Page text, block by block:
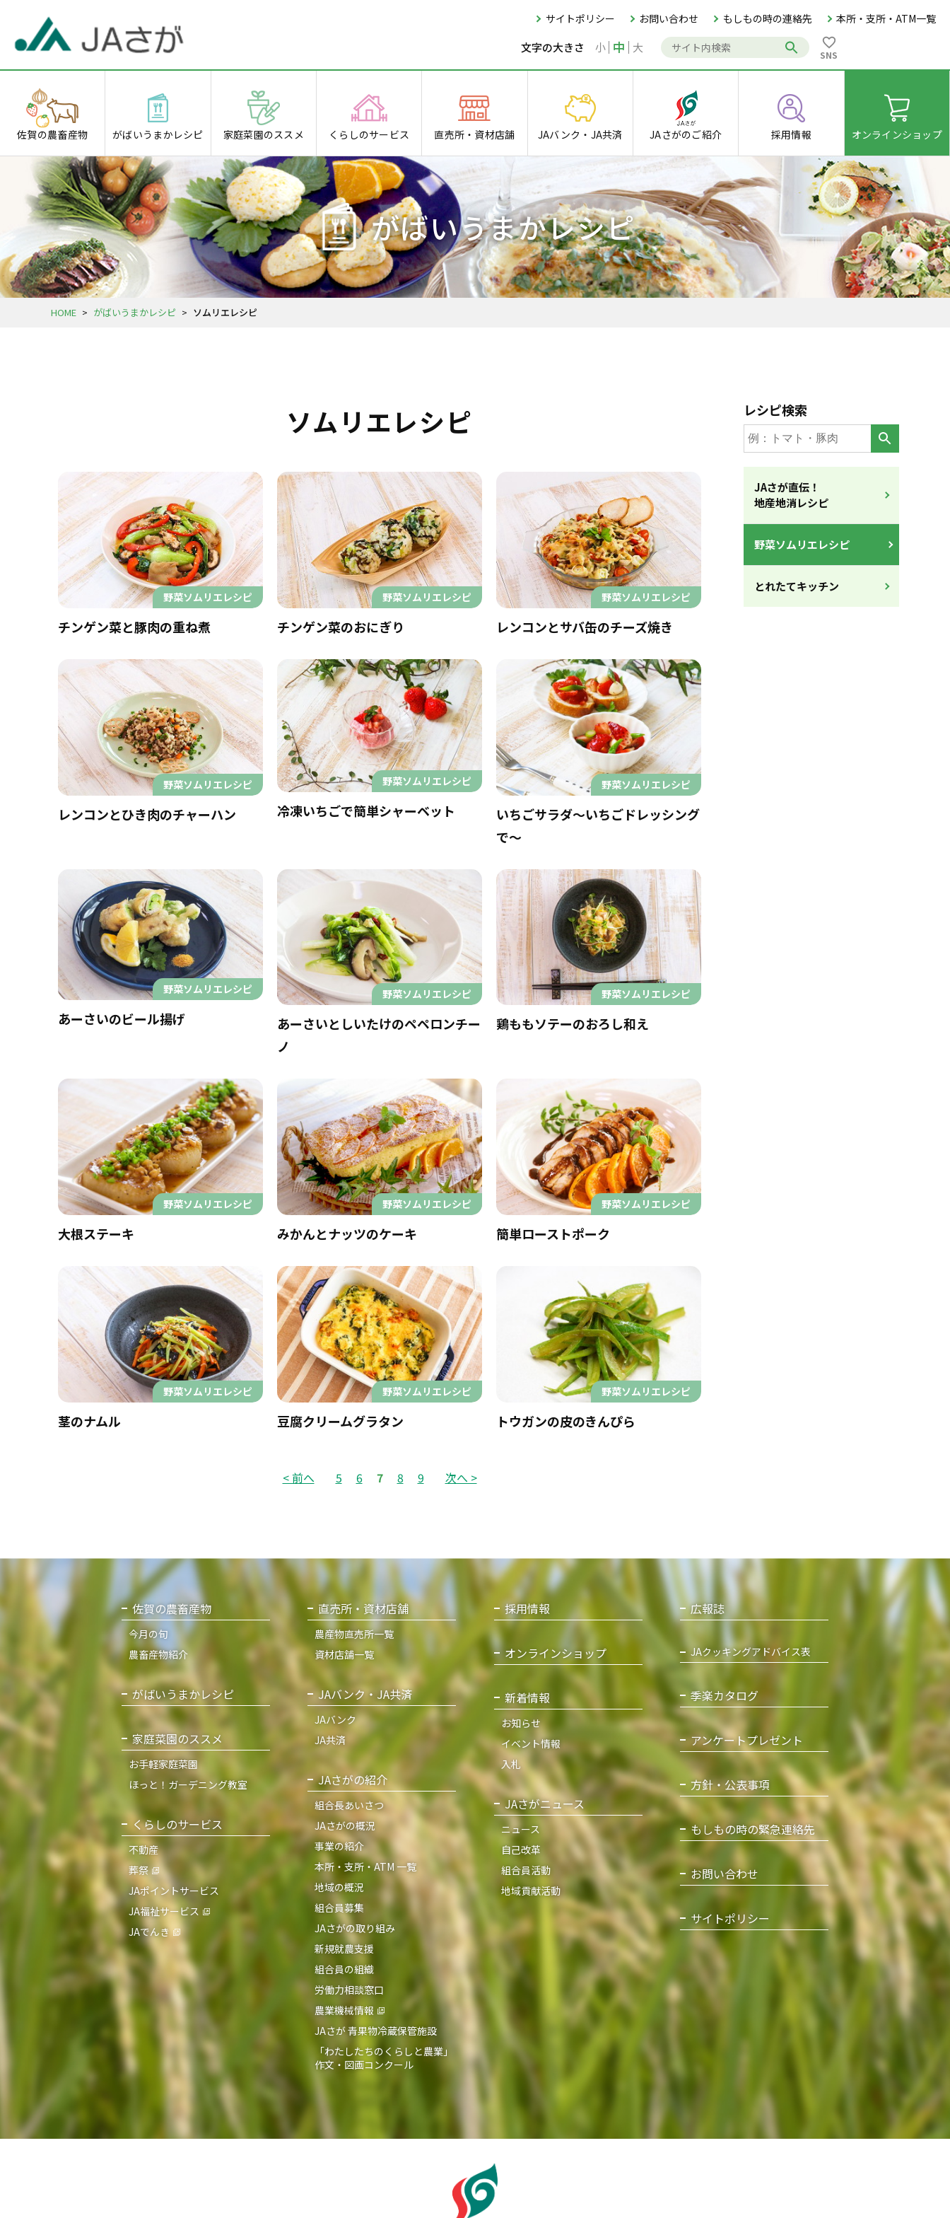
サイトポリシー お問い合わせ もしもの時の連絡先 本所・支所・ATM一覧
文字の大きさ 小 中 大
SNS
佐賀の農畜産物 がばいうまか レシピ 家庭菜園のススメ くらしのサービス 直売所・ 資材店舗 JAバンク・ JA共済 JAさがのご紹介 採用情報 オンラインショップ
がばいうまかレシピ
HOME > がばいうまかレシピ > ソムリエレシピ
ソムリエレシピ
野菜ソムリエレシピ
チンゲン菜と豚肉の重ね煮
野菜ソムリエレシピ
チンゲン菜のおにぎり
野菜ソムリエレシピ
レンコンとサバ缶のチーズ焼き
野菜ソムリエレシピ
レンコンとひき肉のチャーハン
野菜ソムリエレシピ
冷凍いちごで簡単シャーベット
野菜ソムリエレシピ
いちごサラダ～いちごドレッシング
で～
野菜ソムリエレシピ
あーさいのビール揚げ
野菜ソムリエレシピ
あーさいとしいたけのペペロンチー
ノ
野菜ソムリエレシピ
鶏ももソテーのおろし和え
野菜ソムリエレシピ
大根ステーキ
野菜ソムリエレシピ
みかんとナッツのケーキ
野菜ソムリエレシピ
簡単ローストポーク
野菜ソムリエレシピ
茎のナムル
野菜ソムリエレシピ
豆腐クリームグラタン
野菜ソムリエレシピ
トウガンの皮のきんぴら
< 前へ 5 6 7 8 9 次へ >
レシピ検索
JAさが直伝！
地産地消レシピ
野菜ソムリエレシピ
とれたてキッチン
佐賀の農畜産物
今月の旬
農畜産物紹介
がばいうまかレシピ
家庭菜園のススメ
お手軽家庭菜園
ほっと！ガーデニング教室
くらしのサービス
不動産
葬祭
JAポイントサービス
JA福祉サービス
JAでんき
直売所・資材店舗
農産物直売所一覧
資材店舗一覧
JAバンク・JA共済
JAバンク
JA共済
JAさがの紹介
組合長あいさつ
JAさがの概況
事業の紹介
本所・支所・ATM 一覧
地域の概況
組合員募集
JAさがの取り組み
新規就農支援
組合員の組織
労働力相談窓口
農業機械情報
JAさが 青果物冷蔵保管施設
「わたしたちのくらしと農業」
作文・図画コンクール
採用情報
オンラインショップ
新着情報
お知らせ
イベント情報
入札
JAさがニュース
ニュース
自己改革
組合員活動
地域貢献活動
広報誌
JAクッキングアドバイス表
季楽カタログ
アンケートプレゼント
方針・公表事項
もしもの時の緊急連絡先
お問い合わせ
サイトポリシー